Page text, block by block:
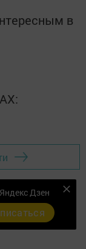
в
Дзен